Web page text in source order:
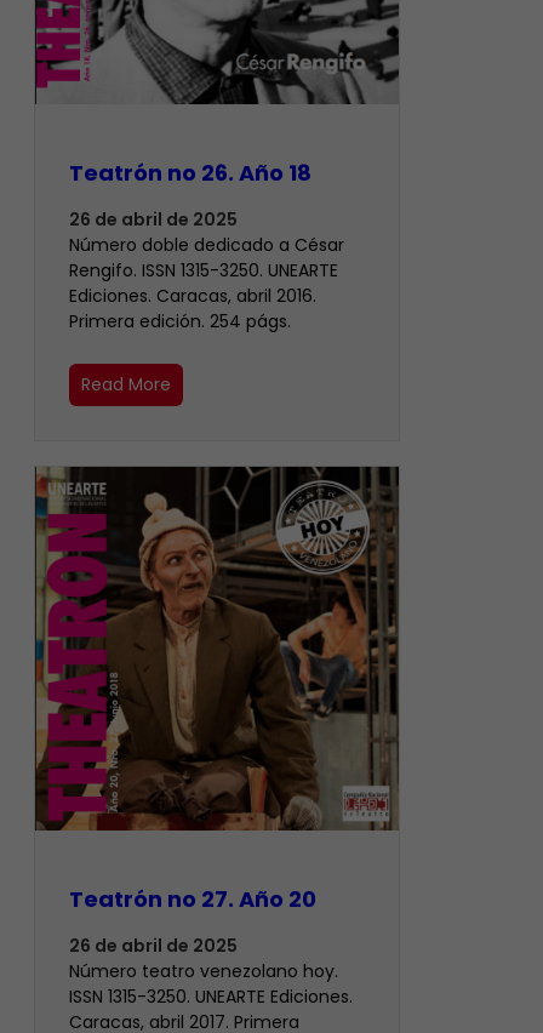
Teatrón no 26. Año 18
26 de abril de 2025
Número doble dedicado a César
Rengifo. ISSN 1315-3250. UNEARTE
Ediciones. Caracas, abril 2016.
Primera edición. 254 págs.
Read More
Teatrón no 27. Año 20
26 de abril de 2025
Número teatro venezolano hoy.
ISSN 1315-3250. UNEARTE Ediciones.
Caracas, abril 2017. Primera